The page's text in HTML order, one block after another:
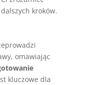
kroków.
omawiając
kluczowe dla